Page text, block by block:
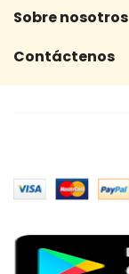
Sobre nosotros
Contáctenos